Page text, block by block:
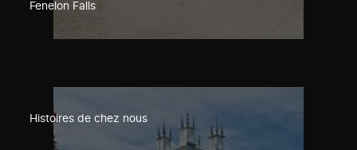
Fenelon Falls
Histoires de chez nous